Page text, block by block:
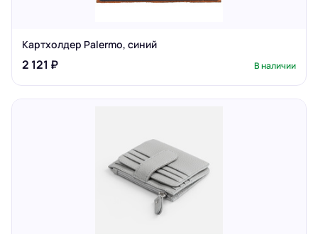
Картхолдер Palermo, синий
2 121 ₽ В наличии